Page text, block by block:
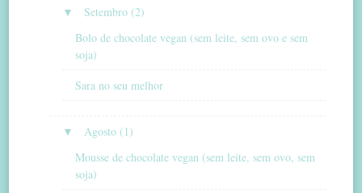
▼
Setembro (2)
Bolo de chocolate vegan (sem leite, sem ovo e sem
soja)
Sara no seu melhor
▼
Agosto (1)
Mousse de chocolate vegan (sem leite, sem ovo, sem
soja)